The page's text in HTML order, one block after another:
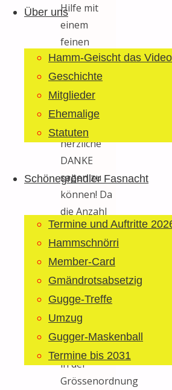
Lömpe
Schönegrond
springenÜber uns
Hamm-Geischt das Video
Geschichte
Mitglieder
Ehemalige
Statuten
Schönegröndler Fasnacht
Termine und Auftritte
Hammschnörri
Member-Card
Gmändrotsabsetzig
Gugge-Treffe
Umzug
Gugger-Maskenball
Termine bis 2031
Hilfe mit
einem
feinen
Nachtessen
aus Ivo’s
rauchendem
Loki-Grill
ganz
herzliche
DANKE
sagen zu
können! Da
die Anzahl
Bläächi-
Lömpe (und
insbesondere
auch
unsere
Putzerfahrungen)
Veranstaltungen
in der
Grössenordnung